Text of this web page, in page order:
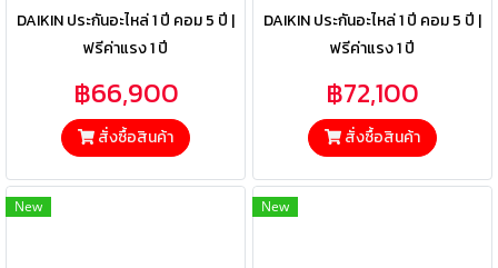
DAIKIN ประกันอะไหล่ 1 ปี คอม 5 ปี |
ฟรีค่าแรง 1 ปี
฿66,900
สั่งซื้อสินค้า
DAIKIN ประกันอะไหล่ 1 ปี คอม 5 ปี |
ฟรีค่าแรง 1 ปี
฿72,100
สั่งซื้อสินค้า
New New